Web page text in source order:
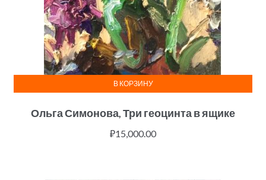
Ольга Симонова, Три геоцинта в ящике
₽15,000.00
В КОРЗИНУ